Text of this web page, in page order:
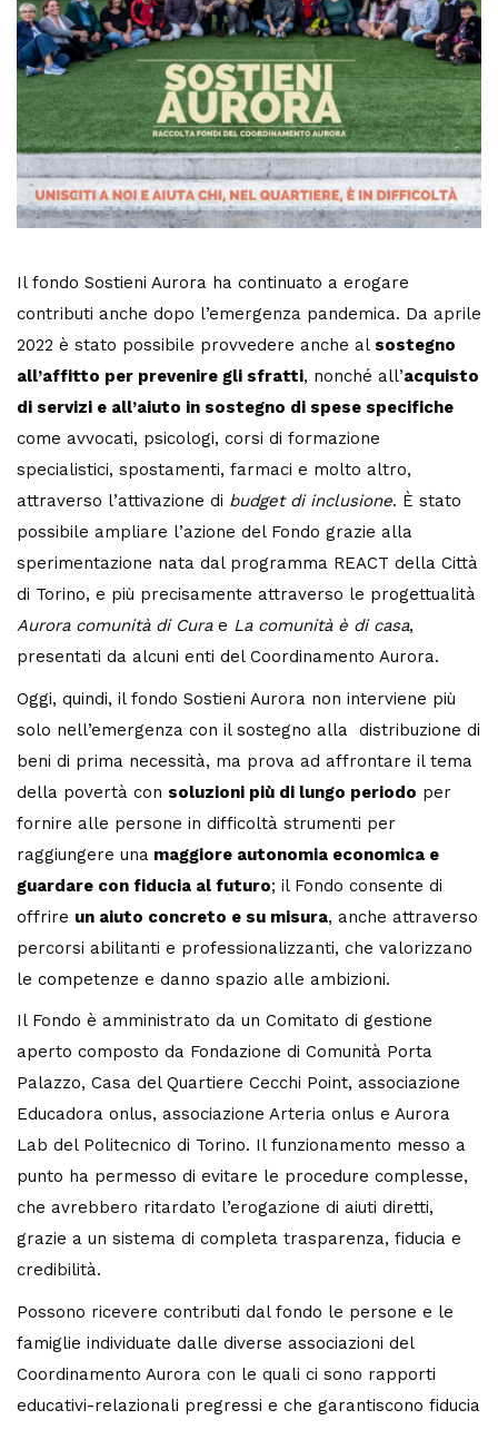
Il fondo Sostieni Aurora ha continuato a erogare
contributi anche dopo l’emergenza pandemica. Da aprile
2022 è stato possibile provvedere anche al sostegno
all’affitto per prevenire gli sfratti, nonché all’acquisto
di servizi e all’aiuto in sostegno di spese specifiche
come avvocati, psicologi, corsi di formazione
specialistici, spostamenti, farmaci e molto altro,
attraverso l’attivazione di budget di inclusione. È stato
possibile ampliare l’azione del Fondo grazie alla
sperimentazione nata dal programma REACT della Città
di Torino, e più precisamente attraverso le progettualità
Aurora comunità di Curae La comunità è di casa,
presentati da alcuni enti del Coordinamento Aurora.
Oggi, quindi, il fondo Sostieni Aurora non interviene più
solo nell’emergenza con il sostegno alla distribuzione di
beni di prima necessità, ma prova ad affrontare il tema
della povertà con soluzioni più di lungo periodo per
fornire alle persone in difficoltà strumenti per
raggiungere una maggiore autonomia economica e
guardare con fiducia al futuro; il Fondo consente di
offrire un aiuto concreto e su misura, anche attraverso
percorsi abilitanti e professionalizzanti, che valorizzano
le competenze e danno spazio alle ambizioni.
Il Fondo è amministrato da un Comitato di gestione
aperto composto da Fondazione di Comunità Porta
Palazzo, Casa del Quartiere Cecchi Point, associazione
Educadora onlus, associazione Arteria onlus e Aurora
Lab del Politecnico di Torino. Il funzionamento messo a
punto ha permesso di evitare le procedure complesse,
che avrebbero ritardato l’erogazione di aiuti diretti,
grazie a un sistema di completa trasparenza, fiducia e
credibilità.
Possono ricevere contributi dal fondo le persone e le
famiglie individuate dalle diverse associazioni del
Coordinamento Aurora con le quali ci sono rapporti
educativi-relazionali pregressi e che garantiscono fiducia